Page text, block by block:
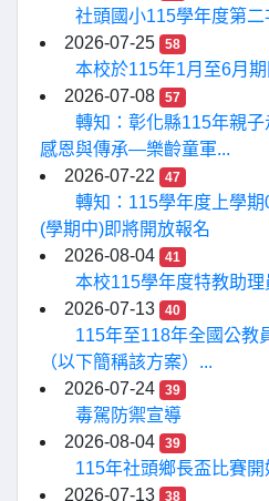
社頭國小115學年度第
2026-07-25
58
本校於115年1月至6月
2026-07-08
57
轉知：彰化縣115年親
感恩與傳承—樂齡童軍...
2026-07-22
47
轉知：115學年度上學
(學期中)即將開放報名
2026-08-04
41
本校115學年度特教助
2026-07-13
40
115年至118年全國公教
（以下簡稱該方案）...
2026-07-24
39
毒駕防禦宣導
2026-08-04
39
115年社頭鄉長盃比賽開
2026-07-13
38